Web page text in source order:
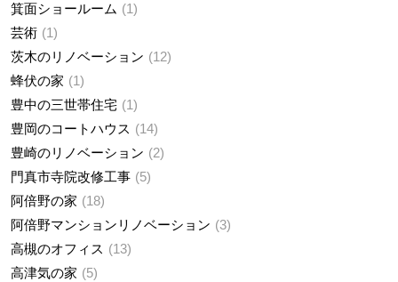
箕面ショールーム
1
芸術
1
茨木のリノベーション
12
蜂伏の家
1
豊中の三世帯住宅
1
豊岡のコートハウス
14
豊崎のリノベーション
2
門真市寺院改修工事
5
阿倍野の家
18
阿倍野マンションリノベーション
3
高槻のオフィス
13
高津気の家
5